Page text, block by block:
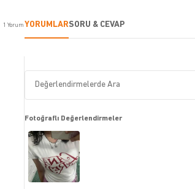
1 YorumYORUMLARSORU & CEVAP
Fotoğraflı Değerlendirmeler